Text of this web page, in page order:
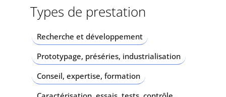
Types de prestation
Recherche et développement
Prototypage, préséries, industrialisation
Conseil, expertise, formation